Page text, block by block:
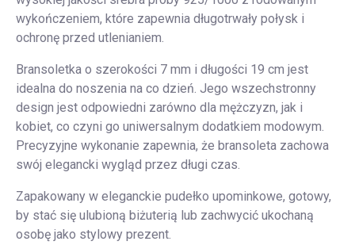
wykończeniem, które zapewnia długotrwały połysk i
ochronę przed utlenianiem.
Bransoletka o szerokości 7 mm i długości 19 cm jest
idealna do noszenia na co dzień. Jego wszechstronny
design jest odpowiedni zarówno dla mężczyzn, jak i
kobiet, co czyni go uniwersalnym dodatkiem modowym.
Precyzyjne wykonanie zapewnia, że bransoleta zachowa
swój elegancki wygląd przez długi czas.
Zapakowany w eleganckie pudełko upominkowe, gotowy,
by stać się ulubioną biżuterią lub zachwycić ukochaną
osobę jako stylowy prezent.